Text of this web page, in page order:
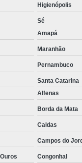
Higienópolis
Sé
Amapá
Maranhão
Pernambuco
Santa Catarina
Alfenas
Borda da Mata
Caldas
Campos do
Congonhal